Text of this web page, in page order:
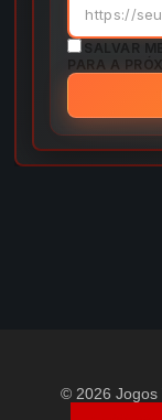
SALVAR
PARA A
© 2026 Jogos